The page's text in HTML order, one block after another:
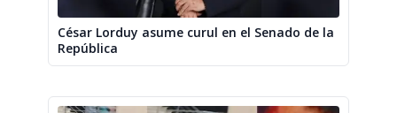
César Lorduy asume curul en el Senado de la
República